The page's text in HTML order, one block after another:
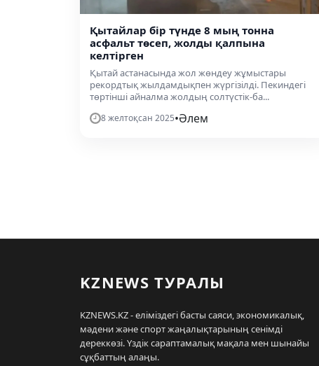
Қытайлар бір түнде 8 мың тонна
асфальт төсеп, жолды қалпына
келтірген
Қытай астанасында жол жөндеу жұмыстары
рекордтық жылдамдықпен жүргізілді. Пекиндегі
төртінші айналма жолдың солтүстік-ба...
8 желтоқсан 2025•Әлем
KZNEWS ТУРАЛЫ
KZNEWS.KZ - еліміздегі басты саяси, экономикалық,
мәдени және спорт жаңалықтарының сенімді
дереккөзі. Үздік сараптамалық мақала мен шынайы
сұқбаттың алаңы.